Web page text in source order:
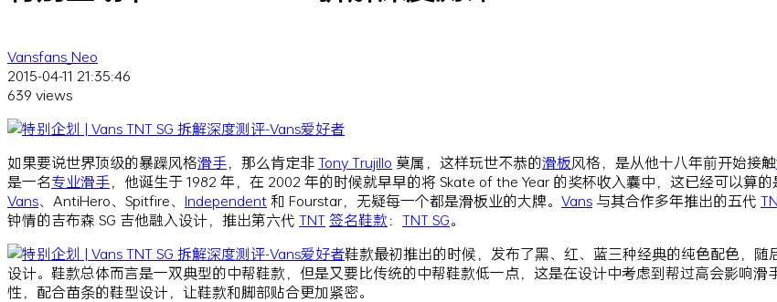
Vansfans_Neo
2015-04-11 21:35:46
639 views
如果要说世界顶级的暴躁风格滑手 ，那么肯定非Tony Trujillo 莫属，这样玩世不恭的滑板风格，是从他十八年前开始接触
是一名专业滑手 ，他诞生于 1982 年，在 2002 年的时候就早早的将 Skate of the Year 的奖杯收入囊中，这已经可以算的
Vans、AntiHero、Spitfire、 Independent和 Fourstar，无疑每一个都是滑板业的大牌。 Vans 与其合作多年推出的五代
钟情的吉布森 SG 吉他融入设计，推出第六代 TNT签名鞋款： TNT SG。
鞋款最初推出的时候，发布了黑、红、蓝三种经典的纯色配色，随
设计。鞋款总体而言是一双典型的中帮鞋款，但是又要比传统的中帮鞋款低一点，这是在设计中考虑到帮过高会影响
性，配合苗条的鞋型设计，让鞋款和脚部贴合更加紧密。